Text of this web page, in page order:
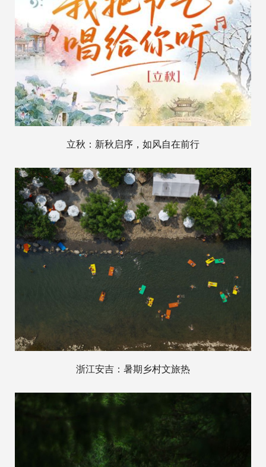
立秋：新秋启序，如风自在前行
浙江安吉：暑期乡村文旅热